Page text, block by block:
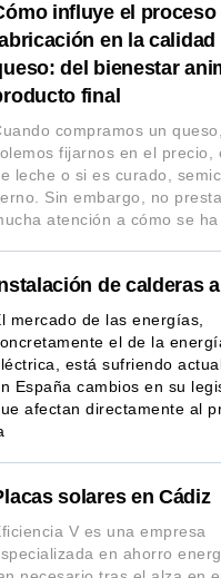
influye el proceso
en la calidad
del bienestar
final
compramos un queso,
fijarnos en el precio,
leche o si es curado,
Sin embargo, no
atención a cómo se ha
de calderas
mercado de las energías,
el de la
está sufriendo
España cambios en su
afectan directamente al
solares en Cádiz
V es una empresa
en ahorro